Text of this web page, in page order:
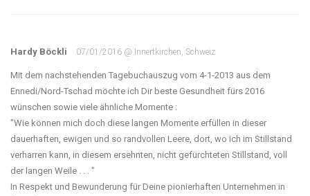
Hardy Böckli 07/01/2016 @ Innertkirchen, Schweiz
Mit dem nachstehenden Tagebuchauszug vom 4-1-2013 aus dem
Ennedi/Nord-Tschad möchte ich Dir beste Gesundheit fürs 2016
wünschen sowie viele ähnliche Momente :
"Wie können mich doch diese langen Momente erfüllen in dieser
dauerhaften, ewigen und so randvollen Leere, dort, wo ich im Stillstand
verharren kann, in diesem ersehnten, nicht gefürchteten Stillstand, voll
der langen Weile . . . "
In Respekt und Bewunderung für Deine pionierhaften Unternehmen in